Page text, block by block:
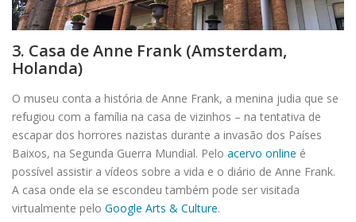
3. Casa de Anne Frank (Amsterdam,
Holanda)
O museu conta a história de Anne Frank, a menina judia que se
refugiou com a família na casa de vizinhos – na tentativa de
escapar dos horrores nazistas durante a invasão dos Países
Baixos, na Segunda Guerra Mundial. Pelo acervo online é
possível assistir a vídeos sobre a vida e o diário de Anne Frank.
A casa onde ela se escondeu também pode ser visitada
virtualmente pelo Google Arts & Culture.